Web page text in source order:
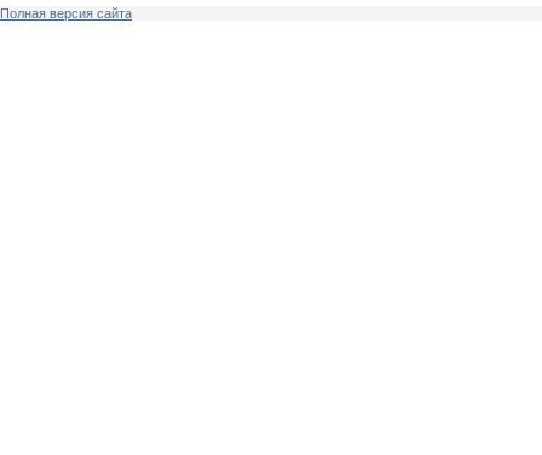
Полная версия сайта